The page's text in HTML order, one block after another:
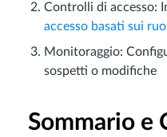
Controlli di accesso:
accesso basati sui
Monitoraggio:
sospetti o modifiche
Sommario e